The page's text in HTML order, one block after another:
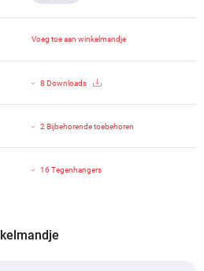
Voeg toe aan winkelmandje
8 Downloads
2 Bijbehorende toebehoren
16 Tegenhangers